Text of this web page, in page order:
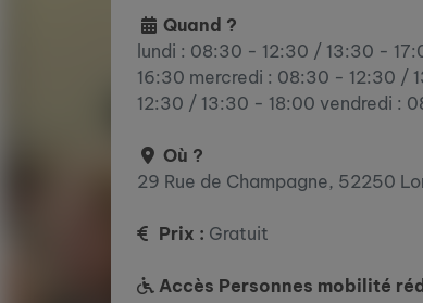
Quand ?
lundi : 08:30 - 12:30 / 13:30 -
16:30 mercredi : 08:30 - 12:30 /
12:30 / 13:30 - 18:00 vendredi :
Où ?
29 Rue de Champagne, 52250
Prix : Gratuit
Accès Personnes mobilité